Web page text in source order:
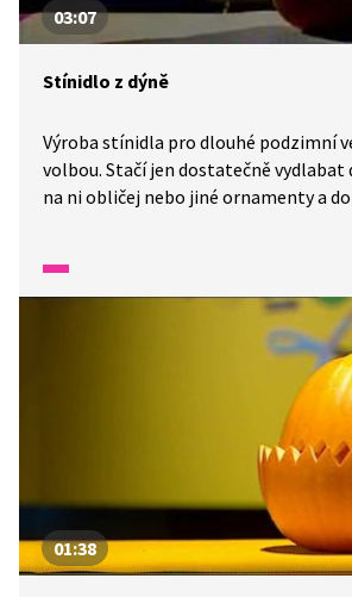
03:07
Stínidlo z dýně
Výroba stínidla pro dlouhé podzimní
volbou. Stačí jen dostatečně vydlabat
na ni obličej nebo jiné ornamenty a
01:38